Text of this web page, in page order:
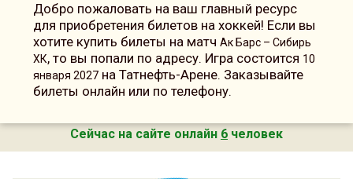
Добро пожаловать на ваш главный ресурс
для приобретения билетов на хоккей! Если вы
хотите купить билеты на матч Ак Барс – Сибирь
ХК, то вы попали по адресу. Игра состоится 10
января 2027 на Татнефть-Арене. Заказывайте
билеты онлайн или по телефону.
Сейчас на сайте онлайн 6 человек